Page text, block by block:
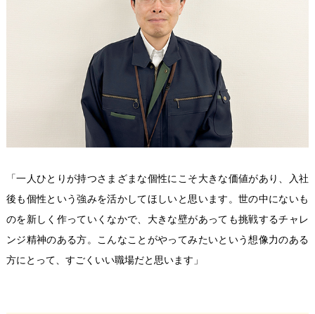
「一人ひとりが持つさまざまな個性にこそ大きな価値があり、入社
後も個性という強みを活かしてほしいと思います。世の中にないも
のを新しく作っていくなかで、大きな壁があっても挑戦するチャレ
ンジ精神のある方。こんなことがやってみたいという想像力のある
方にとって、すごくいい職場だと思います」